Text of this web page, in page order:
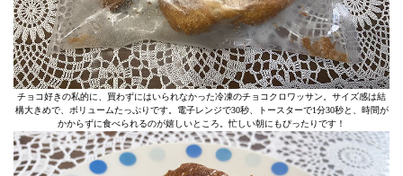
チョコ好きの私的に、買わずにはいられなかった冷凍のチョコクロワッサン。サイズ感は結
構大きめで、ボリュームたっぷりです。電子レンジで30秒、トースターで1分30秒と、時間が
かからずに食べられるのが嬉しいところ。忙しい朝にもぴったりです！